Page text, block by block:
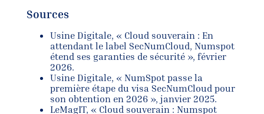
Sources
Usine Digitale, « Cloud souverain : En
attendant le label SecNumCloud, Numspot
étend ses garanties de sécurité », février
2026.
Usine Digitale, « NumSpot passe la
première étape du visa SecNumCloud pour
son obtention en 2026 », janvier 2025.
LeMagIT, « Cloud souverain : Numspot